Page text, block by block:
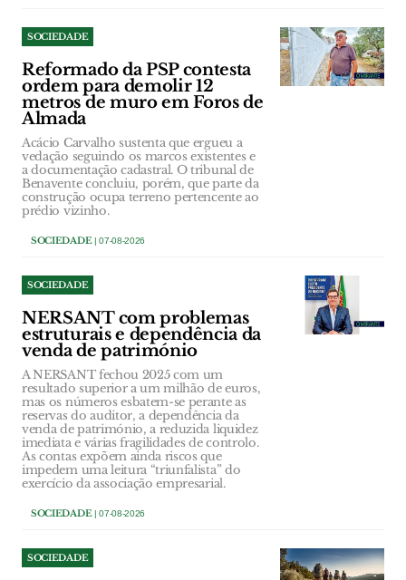
SOCIEDADE
Reformado da PSP contesta
ordem para demolir 12
metros de muro em Foros de
Almada
Acácio Carvalho sustenta que ergueu a
vedação seguindo os marcos existentes e
a documentação cadastral. O tribunal de
Benavente concluiu, porém, que parte da
construção ocupa terreno pertencente ao
prédio vizinho.
SOCIEDADE| 07-08-2026
SOCIEDADE
NERSANT com problemas
estruturais e dependência da
venda de património
A NERSANT fechou 2025 com um
resultado superior a um milhão de euros,
mas os números esbatem-se perante as
reservas do auditor, a dependência da
venda de património, a reduzida liquidez
imediata e várias fragilidades de controlo.
As contas expõem ainda riscos que
impedem uma leitura “triunfalista” do
exercício da associação empresarial.
SOCIEDADE| 07-08-2026
SOCIEDADE